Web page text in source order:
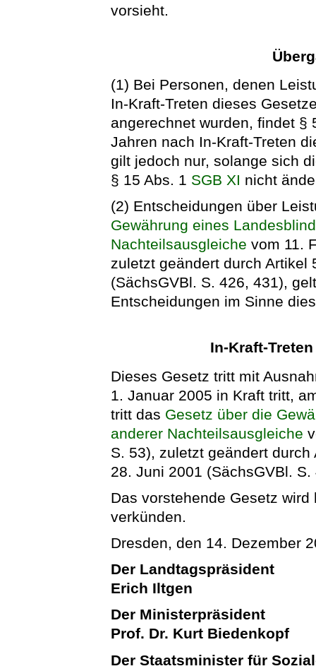
vorsieht.
(1) Bei Personen, denen
In-Kraft-Treten dieses
angerechnet wurden, findet §
Jahren nach In-Kraft-Treten
gilt jedoch nur, solange sich
§ 15 Abs. 1 SGB XI nicht
(2) Entscheidungen über
Gewährung eines
Nachteilsausgleiche vom 11.
zuletzt geändert durch Artikel
(SächsGVBl. S. 426, 431),
Entscheidungen im Sinne
In-Kraft-
Dieses Gesetz tritt mit
1. Januar 2005 in Kraft tritt,
tritt das Gesetz über die
anderer Nachteilsausgleiche
S. 53), zuletzt geändert
28. Juni 2001 (SächsGVBl.
Das vorstehende Gesetz
verkünden.
Dresden, den 14. Dezember
Der Landtagspräsident
Erich Iltgen
Der Ministerpräsident
Prof. Dr. Kurt Biedenkopf
Der Staatsminister für